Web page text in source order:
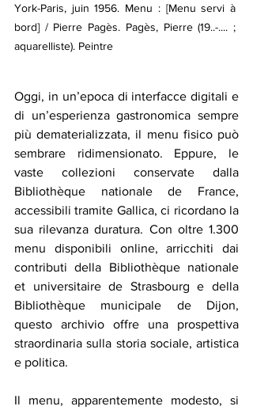
York-Paris, juin 1956. Menu : [Menu servi à
bord] / Pierre Pagès. Pagès, Pierre (19..-.... ;
aquarelliste). Peintre
Oggi, in un’epoca di interfacce digitali e
di un’esperienza gastronomica sempre
più dematerializzata, il menu fisico può
sembrare ridimensionato. Eppure, le
vaste collezioni conservate dalla
Bibliothèque nationale de France,
accessibili tramite Gallica, ci ricordano la
sua rilevanza duratura. Con oltre 1.300
menu disponibili online, arricchiti dai
contributi della Bibliothèque nationale
et universitaire de Strasbourg e della
Bibliothèque municipale de Dijon,
questo archivio offre una prospettiva
straordinaria sulla storia sociale, artistica
e politica.
Il menu, apparentemente modesto, si